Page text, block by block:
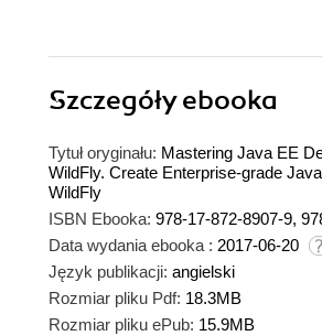
Szczegółyebooka
Tytuł oryginału: Mastering Java EE
WildFly. Create Enterprise-grade
WildFly
ISBN Ebooka: 978-17-872-8907-9,
Data wydania ebooka : 2017-06-20
Język publikacji: angielski
Rozmiar pliku Pdf: 18.3MB
Rozmiar pliku ePub: 15.9MB